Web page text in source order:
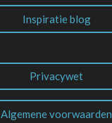
Inspiratie blog
Privacywet
Algemene voorwaarden